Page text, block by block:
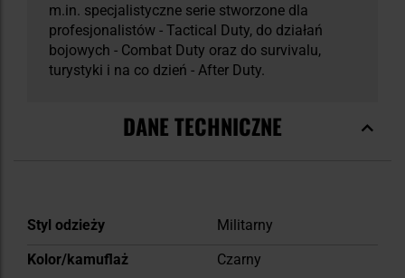
m.in. specjalistyczne serie stworzone dla
profesjonalistów - Tactical Duty, do działań
bojowych - Combat Duty oraz do survivalu,
turystyki i na co dzień - After Duty.
DANE TECHNICZNE
Więcej
Styl odzieży
Militarny
Kolor/kamuflaż
Czarny